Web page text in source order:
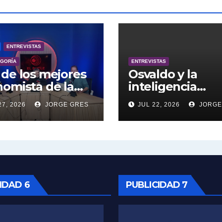
ENTREVISTAS
los mejores
de la
engalana
Gustavo
en vivo
2026 JORGE GRES
ENTREVISTAS
Osvaldo y la
inteligencia
artificial.
JUL 22, 2026
6 PUBLICIDAD 7